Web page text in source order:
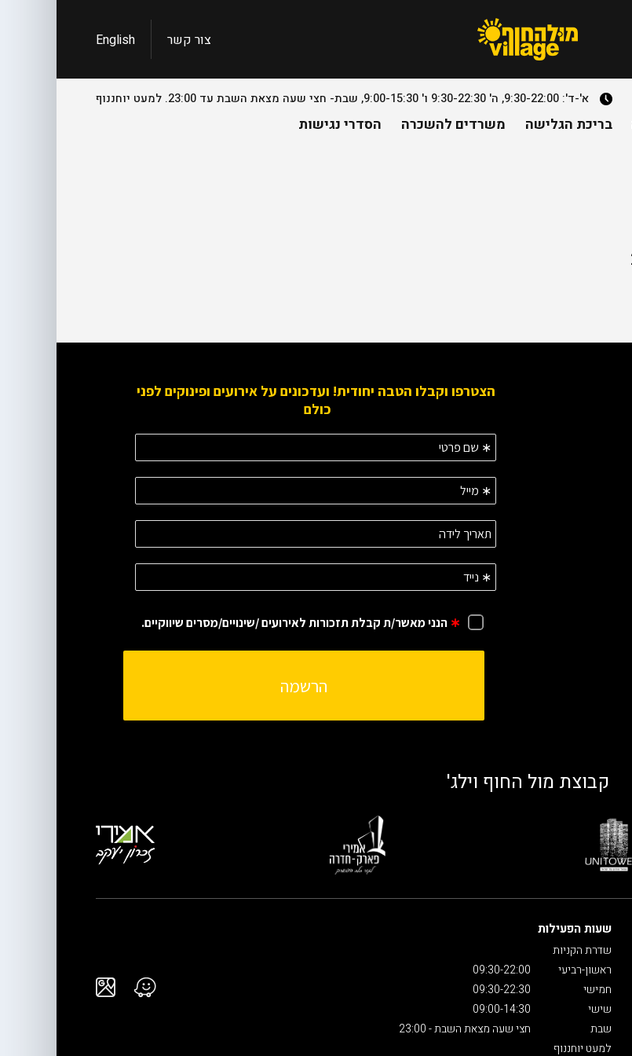
צור קשר English
בריכת הגלישה משרדים להשכרה הסדרי נגישות
א'-ד': 9:30-22:00, ה' 9:30-22:30 ו' 9:00-15:30, שבת- חצי שעה מצאת השבת עד 23:00. למעט יוחננוף
קבוצת מול החוף וילג'
שעות הפעילות
שדרת הקניות
ראשון-רביעי
חמישי
שישי
שבת
חצי שעה מצאת השבת - 23:00
למעט יוחננוף